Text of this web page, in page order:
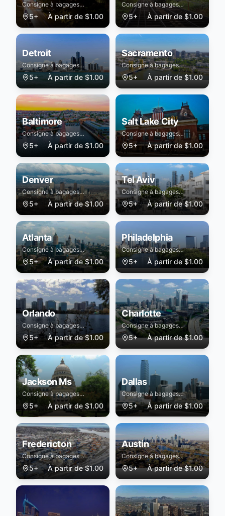
Consigne à bagages
sécurisée à Savannah
5+ À partir de $1.00
Consigne à bagages
sécurisée à Pittsburgh
5+ À partir de $1.00
Detroit
Consigne à bagages
sécurisée à Detroit
5+ À partir de $1.00
Sacramento
Consigne à bagages
sécurisée à Sacramento
5+ À partir de $1.00
Baltimore
Consigne à bagages
sécurisée à Baltimore
5+ À partir de $1.00
Salt Lake City
Consigne à bagages
sécurisée à Salt Lake City
5+ À partir de $1.00
Denver
Consigne à bagages
sécurisée à Denver
5+ À partir de $1.00
Tel Aviv
Consigne à bagages
sécurisée à Tel Aviv
5+ À partir de $1.00
Atlanta
Consigne à bagages
sécurisée à Atlanta
5+ À partir de $1.00
Philadelphia
Consigne à bagages
sécurisée à Philadelphia
5+ À partir de $1.00
Orlando
Consigne à bagages
sécurisée à Orlando
5+ À partir de $1.00
Charlotte
Consigne à bagages
sécurisée à Charlotte
5+ À partir de $1.00
Jackson Ms
Consigne à bagages
sécurisée à Jackson Ms
5+ À partir de $1.00
Dallas
Consigne à bagages
sécurisée à Dallas
5+ À partir de $1.00
Fredericton
Consigne à bagages
sécurisée à Fredericton
5+ À partir de $1.00
Austin
Consigne à bagages
sécurisée à Austin
5+ À partir de $1.00